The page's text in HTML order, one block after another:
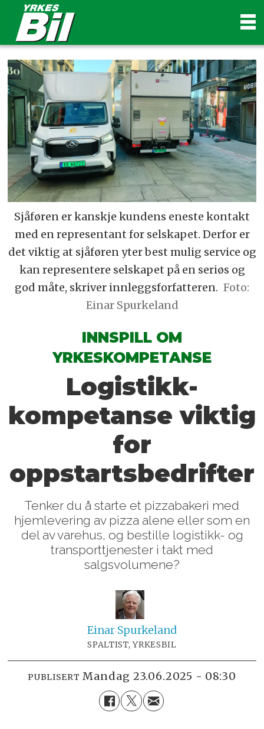
Sjåføren er kanskje kundens eneste kontakt
med en representant for selskapet. Derfor er
det viktig at sjåføren yter best mulig service og
kan representere selskapet på en seriøs og
god måte, skriver innleggsforfatteren. Foto:
Einar Spurkeland
INNSPILL OM
YRKESKOMPETANSE
Logistikk-
kompetanse viktig
for
oppstartsbedrifter
Tenker du å starte et pizzabakeri med
hjemlevering av pizza alene eller som en
del av varehus, og bestille logistikk- og
transporttjenester i takt med
salgsvolumene?
Einar Spurkeland
SPALTIST, YRKESBIL
PUBLISERT mandag 23.06.2025 - 08:30